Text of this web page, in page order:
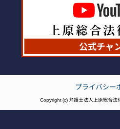
プライバシー
Copyright (c) 弁護士法人上原総合法